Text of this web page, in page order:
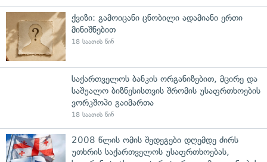
ქვიზი: გამოიცანი ცნობილი ადამიანი ერთი
მინიშნებით
18 საათის წინ
საქართველოს ბანკის ორგანიზებით, მცირე და
საშუალო ბიზნესისთვის შრომის უსაფრთხოების
ვორკშოპი გაიმართა
18 საათის წინ
2008 წლის ომის შედეგები დღემდე ძირს
უთხრის საქართველოს უსაფრთხოებას,